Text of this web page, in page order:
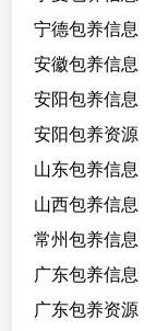
宁德包养信息
安徽包养信息
安阳包养信息
安阳包养资源
山东包养信息
山西包养信息
常州包养信息
广东包养信息
广东包养资源